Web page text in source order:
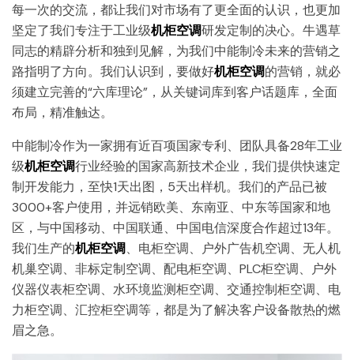
每一次的交流，都让我们对市场有了更全面的认识，也更加
坚定了我们专注于工业级机柜空调研发定制的决心。牛遇草
同志的精辟分析和独到见解，为我们中能制冷未来的营销之
路指明了方向。我们认识到，要做好机柜空调的营销，就必
须建立完善的“六库理论”，从关键词库到客户话题库，全面
布局，精准触达。
中能制冷作为一家拥有近百项国家专利、团队具备28年工业
级机柜空调行业经验的国家高新技术企业，我们提供快速定
制开发能力，至快1天出图，5天出样机。我们的产品已被
3000+客户使用，并远销欧美、东南亚、中东等国家和地
区，与中国移动、中国联通、中国电信深度合作超过13年。
我们生产的机柜空调、电柜空调、户外广告机空调、无人机
机巢空调、非标定制空调、配电柜空调、PLC柜空调、户外
仪器仪表柜空调、水环境监测柜空调、交通控制柜空调、电
力柜空调、汇控柜空调等，都是为了解决客户设备散热的燃
眉之急。